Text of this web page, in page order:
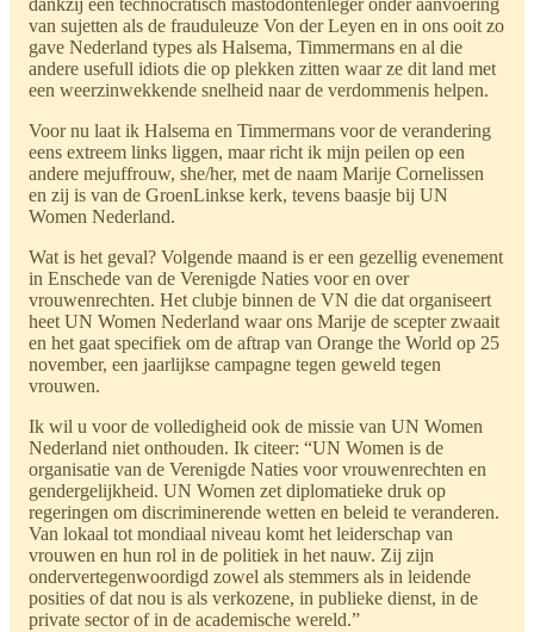
dankzij een technocratisch mastodontenleger onder aanvoering
van sujetten als de frauduleuze Von der Leyen en in ons ooit zo
gave Nederland types als Halsema, Timmermans en al die
andere usefull idiots die op plekken zitten waar ze dit land met
een weerzinwekkende snelheid naar de verdommenis helpen.
Voor nu laat ik Halsema en Timmermans voor de verandering
eens extreem links liggen, maar richt ik mijn peilen op een
andere mejuffrouw, she/her, met de naam Marije Cornelissen
en zij is van de GroenLinkse kerk, tevens baasje bij UN
Women Nederland.
Wat is het geval? Volgende maand is er een gezellig evenement
in Enschede van de Verenigde Naties voor en over
vrouwenrechten. Het clubje binnen de VN die dat organiseert
heet UN Women Nederland waar ons Marije de scepter zwaait
en het gaat specifiek om de aftrap van Orange the World op 25
november, een jaarlijkse campagne tegen geweld tegen
vrouwen.
Ik wil u voor de volledigheid ook de missie van UN Women
Nederland niet onthouden. Ik citeer: “UN Women is de
organisatie van de Verenigde Naties voor vrouwenrechten en
gendergelijkheid. UN Women zet diplomatieke druk op
regeringen om discriminerende wetten en beleid te veranderen.
Van lokaal tot mondiaal niveau komt het leiderschap van
vrouwen en hun rol in de politiek in het nauw. Zij zijn
ondervertegenwoordigd zowel als stemmers als in leidende
posities of dat nou is als verkozene, in publieke dienst, in de
private sector of in de academische wereld.”